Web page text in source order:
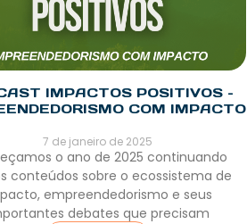
IMPACTOS POSITIVOS –
COM IMPACTO
7 de janeiro de 2025
o ano de 2025 continuando
conteúdos sobre o ecossistema de
empreendedorismo e seus
debates que precisam